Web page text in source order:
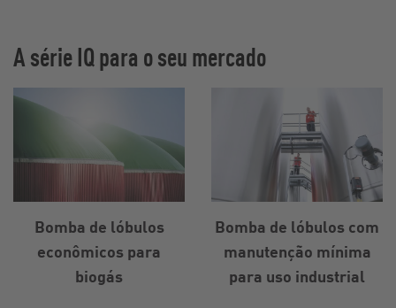
A série IQ para o seu mercado
Bomba de lóbulos
econômicos para
biogás
Bomba de lóbulos com
manutenção mínima
para uso industrial